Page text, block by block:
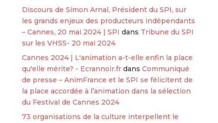
Discours de Simon Arnal, Président du SPI, sur
les grands enjeux des producteurs indépendants
– Cannes, 20 mai 2024 | SPI dans Tribune du SPI
sur les VHSS- 20 mai 2024
Cannes 2024 | L'animation a-t-elle enfin la place
qu'elle mérite? - Ecrannoir.frdans Communiqué
de presse – AnimFrance et le SPI se félicitent de
la place accordée à l’animation dans la sélection
du Festival de Cannes 2024
73 organisations de la culture interpellent le